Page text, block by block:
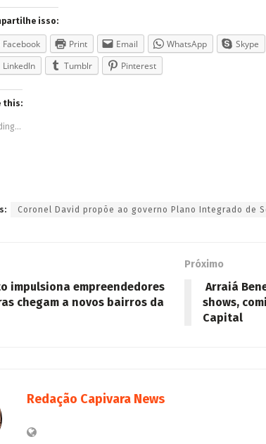
isso:
Facebook Print Email WhatsApp Skype
LinkedIn
Tumblr Pinterest
this:
Coronel David propõe ao governo Plano Integrado de
impulsiona empreendedores
chegam a novos bairros da
Próximo
Arraiá
shows,
Capital
Redação Capivara News